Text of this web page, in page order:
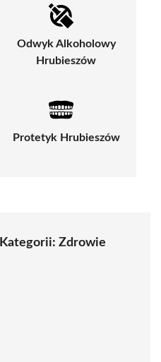
Odwyk Alkoholowy
Hrubieszów
Protetyk Hrubieszów
Kategorii: Zdrowie